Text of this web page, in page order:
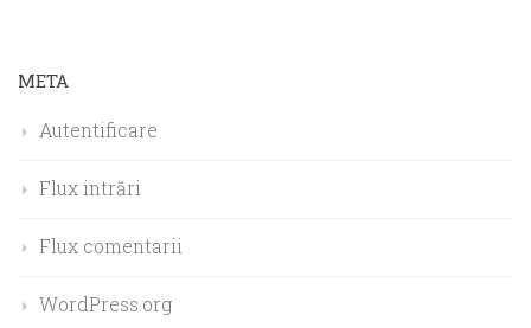
META
Autentificare
Flux intrări
Flux comentarii
WordPress.org